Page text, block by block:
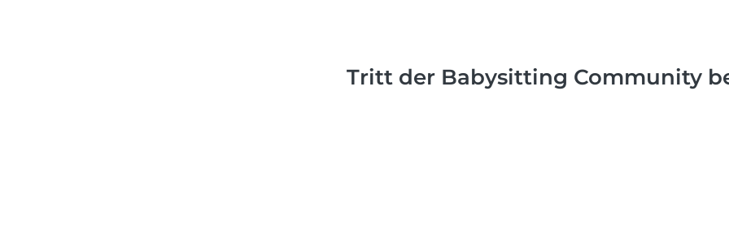
Tritt der Babysitting Community